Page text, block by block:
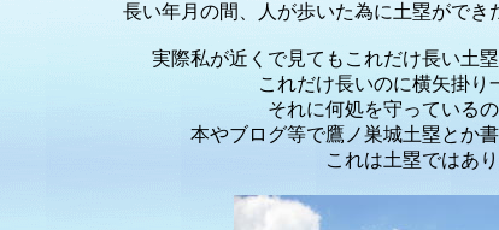
長い年月の間、人が歩いた為に土塁がで
実際私が近くで見てもこれだけ長い土
これだけ長いのに横矢掛り
それに何処を守っている
本やブログ等で鷹ノ巣城土塁とか
これは土塁ではあり